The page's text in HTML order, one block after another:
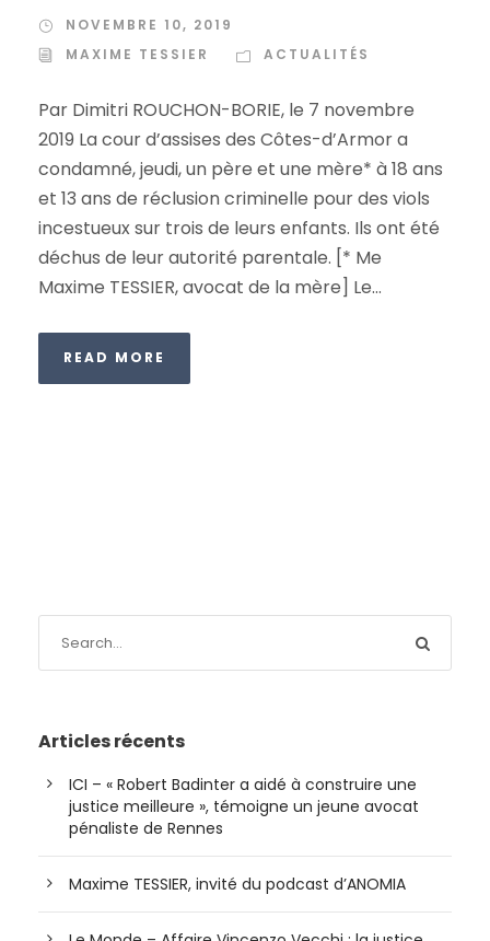
NOVEMBRE 10, 2019
MAXIME TESSIER
ACTUALITÉS
Par Dimitri ROUCHON-BORIE, le 7 novembre
2019 La cour d’assises des Côtes-d’Armor a
condamné, jeudi, un père et une mère* à 18 ans
et 13 ans de réclusion criminelle pour des viols
incestueux sur trois de leurs enfants. Ils ont été
déchus de leur autorité parentale. [* Me
Maxime TESSIER, avocat de la mère] Le...
READ MORE
Articles récents
ICI – « Robert Badinter a aidé à construire une
justice meilleure », témoigne un jeune avocat
pénaliste de Rennes
Maxime TESSIER, invité du podcast d’ANOMIA